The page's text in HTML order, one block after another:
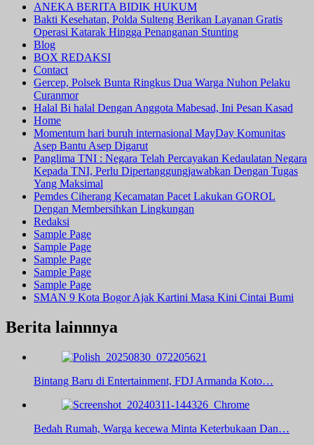
ANEKA BERITA BIDIK HUKUM
Bakti Kesehatan, Polda Sulteng Berikan Layanan Gratis
Operasi Katarak Hingga Penanganan Stunting
Blog
BOX REDAKSI
Contact
Gercep, Polsek Bunta Ringkus Dua Warga Nuhon Pelaku
Curanmor
Halal Bi halal Dengan Anggota Mabesad, Ini Pesan Kasad
Home
Momentum hari buruh internasional MayDay Komunitas
Asep Bantu Asep Digarut
Panglima TNI : Negara Telah Percayakan Kedaulatan Negara
Kepada TNI, Perlu Dipertanggungjawabkan Dengan Tugas
Yang Maksimal
Pemdes Ciherang Kecamatan Pacet Lakukan GOROL
Dengan Membersihkan Lingkungan
Redaksi
Sample Page
Sample Page
Sample Page
Sample Page
Sample Page
SMAN 9 Kota Bogor Ajak Kartini Masa Kini Cintai Bumi
Berita lainnnya
Bintang Baru di Entertainment, FDJ Armanda Koto…
Bedah Rumah, Warga kecewa Minta Keterbukaan Dan…